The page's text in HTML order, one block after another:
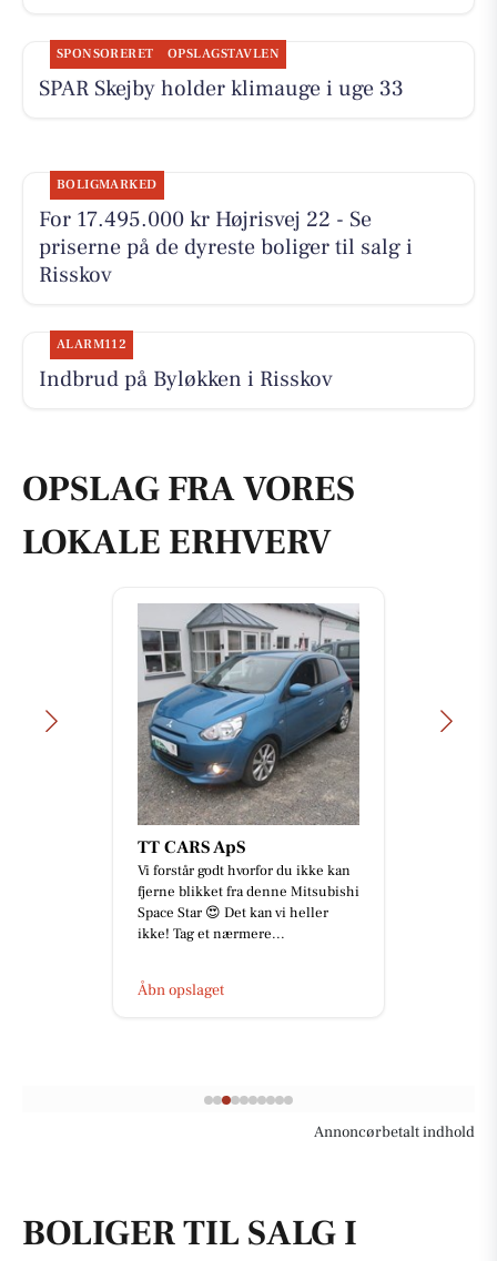
SPONSORERET OPSLAGSTAVLEN
SPAR Skejby holder klimauge i uge 33
BOLIGMARKED
For 17.495.000 kr Højrisvej 22 - Se
priserne på de dyreste boliger til salg i
Risskov
ALARM112
Indbrud på Byløkken i Risskov
OPSLAG FRA VORES
LOKALE ERHVERV
TT CARS ApS
Vi forstår godt hvorfor du ikke kan
fjerne blikket fra denne Mitsubishi
Space Star 😍 Det kan vi heller
ikke! Tag et nærmere...
Åbn opslaget
Annoncørbetalt indhold
BOLIGER TIL SALG I